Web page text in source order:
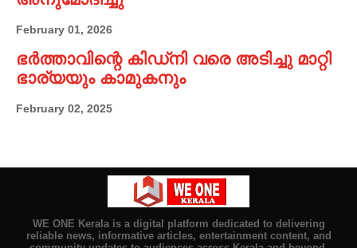
February 01, 2026
ഭർത്താവിന്റെ കിഡ്നി വരെ അടിച്ചു മാറ്റി
ഭാര്യയും കാമുകനും
February 02, 2025
WE ONE Kerala is a digital platform dedicated to delivering
reliable news, informative articles, entertainment content, and